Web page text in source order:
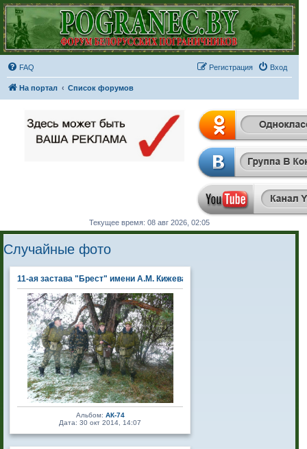
FAQ Вход
Регистрация
На портал Список форумов
Текущее время: 08 авг 2026, 02:05
Случайные фото
11-ая застава "Брест" имени А.М. Кижеватова
Альбом: АК-74
Дата: 30 окт 2014, 14:07